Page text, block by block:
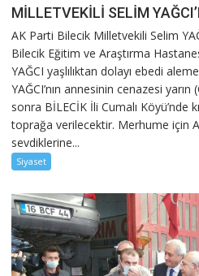
MİLLETVEKİLİ SELİM
AK Parti Bilecik Milletvekili Selim
Bilecik Eğitim ve Araştırma
YAĞCI yaşlılıktan dolayı ebedi
YAĞCI’nın annesinin cenazesi
sonra BİLECİK İli Cumalı Köyü’nde
toprağa verilecektir. Merhume için
sevdiklerine...
Siyaset